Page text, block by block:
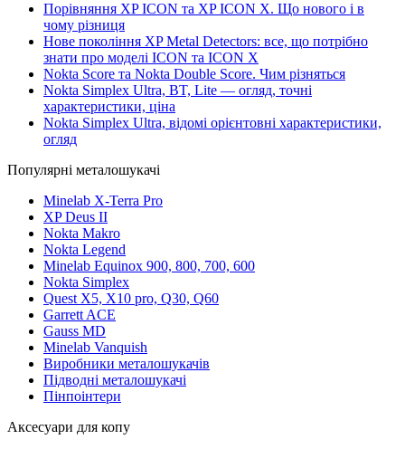
Порівняння XP ICON та XP ICON X. Що нового і в
чому різниця
Нове покоління XP Metal Detectors: все, що потрібно
знати про моделі ICON та ICON X
Nokta Score та Nokta Double Score. Чим різняться
Nokta Simplex Ultra, BT, Lite — огляд, точні
характеристики, ціна
Nokta Simplex Ultra, відомі орієнтовні характеристики,
огляд
Популярні металошукачі
Minelab X-Terra Pro
XP Deus II
Nokta Makro
Nokta Legend
Minelab Equinox 900, 800, 700, 600
Nokta Simplex
Quest X5, X10 pro, Q30, Q60
Garrett ACE
Gauss MD
Minelab Vanquish
Виробники металошукачів
Підводні металошукачі
Пінпоінтери
Аксесуари для копу